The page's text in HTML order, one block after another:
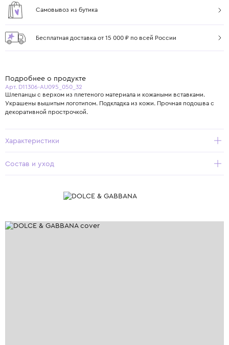
Самовывоз из бутика
Бесплатная доставка от 15 000 ₽ по всей России
Подробнее о продукте
Арт. D11306-AU095_050_32
Шлепанцы с верхом из плетеного материала и кожаными вставками.
Украшены вышитым логотипом. Подкладка из кожи. Прочная подошва с
декоративной прострочкой.
Характеристики
Состав и уход